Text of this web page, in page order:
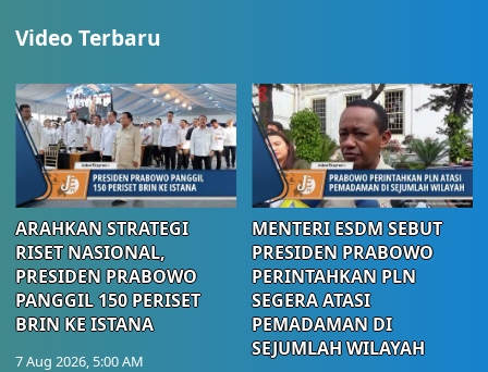
Video Terbaru
ARAHKAN STRATEGI
RISET NASIONAL,
PRESIDEN PRABOWO
PANGGIL 150 PERISET
BRIN KE ISTANA
7 Aug 2026, 5:00 AM
MENTERI ESDM SEBUT
PRESIDEN PRABOWO
PERINTAHKAN PLN
SEGERA ATASI
PEMADAMAN DI
SEJUMLAH WILAYAH